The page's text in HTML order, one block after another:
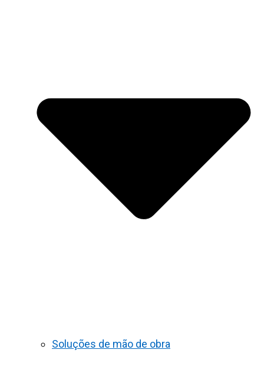
Soluções de mão de obra